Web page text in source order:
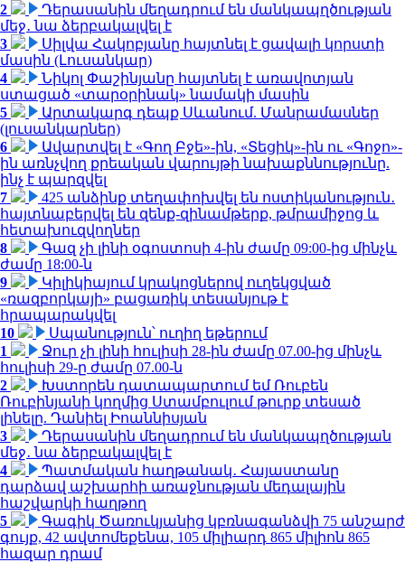
2
Դերասանին մեղադրում են մանկապղծության
մեջ․ նա ձերբակալվել է
3
Սիլվա Հակոբյանը հայտնել է ցավալի կորստի
մասին (Լուսանկար)
4
Նիկոլ Փաշինյանը հայտնել է առավոտյան
ստացած «տարօրինակ» նամակի մասին
5
Արտակարգ դեպք Սևանում. Մանրամասներ
(լուսանկարներ)
6
Ավարտվել է «Գող Բջե»-ին, «Տեցիկ»-ին ու «Գոջո»-
ին առնչվող քրեական վարույթի նախաքննությունը.
ինչ է պարզվել
7
425 անձինք տեղափոխվել են ոստիկանություն․
հայտնաբերվել են զենք-զինամթերք, թմրամիջոց և
հետախուզվողներ
8
Գազ չի լինի օգոստոսի 4-ին ժամը 09:00-ից մինչև
ժամը 18:00-ն
9
Կիլիկիայում կրակոցներով ուղեկցված
«ռազբորկայի» բացառիկ տեսանյութ է
հրապարակվել
10
Սպանություն՝ ուղիղ եթերում
1
Ջուր չի լինի հուլիսի 28-ին ժամը 07.00-ից մինչև
հուլիսի 29-ը ժամը 07.00-ն
2
Խստորեն դատապարտում եմ Ռուբեն
Ռուբինյանի կողմից Ստամբուլում թուրք տեսած
լինելը. Դանիել Իոաննիսյան
3
Դերասանին մեղադրում են մանկապղծության
մեջ․ նա ձերբակալվել է
4
Պատմական հաղթանակ․ Հայաստանը
դարձավ աշխարհի առաջնության մեդալային
հաշվարկի հաղթող
5
Գագիկ Ծառուկյանից կբռնագանձվի 75 անշարժ
գույք, 42 ավտոմեքենա, 105 միլիարդ 865 միլիոն 865
հազար դրամ